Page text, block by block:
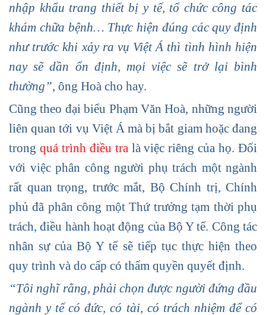
nhập khẩu trang thiết bị y tế, tổ chức công tác
khám chữa bệnh… Thực hiện đúng các quy định
như trước khi xảy ra vụ Việt Á thì tình hình hiện
nay sẽ dần ổn định, mọi việc sẽ trở lại bình
thường”, ông Hoà cho hay.
Cũng theo đại biểu Phạm Văn Hoà, những người
liên quan tới vụ Việt Á mà bị bắt giam hoặc đang
trong quá trình điều tra là việc riêng của họ. Đối
với việc phân công người phụ trách một ngành
rất quan trọng, trước mắt, Bộ Chính trị, Chính
phủ đã phân công một Thứ trưởng tạm thời phụ
trách, điều hành hoạt động của Bộ Y tế. Công tác
nhân sự của Bộ Y tế sẽ tiếp tục thực hiện theo
quy trình và do cấp có thẩm quyền quyết định.
“Tôi nghĩ rằng, phải chọn được người đứng đầu
ngành y tế có đức, có tài, có trách nhiệm để có